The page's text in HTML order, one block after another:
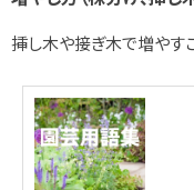
挿し木や接ぎ木で増やす